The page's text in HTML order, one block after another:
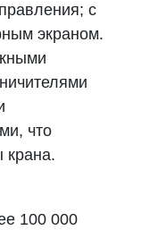
с
экраном.
что
крана.
100 000